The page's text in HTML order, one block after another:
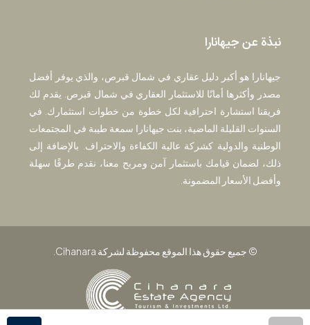
نبذة عن جيهانارا
جيهانارا هو أكبر دليل عقاري في شمال قبرص، والذي يوفر أفضل
مصدر وأكثرها أمانًا للاستثمار العقاري في شمال قبرص. يقدم لك
فريقنا استشارة احترافية لكل خطوة من خطوات استثمارك. في
السنوات القليلة الماضية، بنت جيهانارا سمعة طيبة في المجتمعات
الوطنية والدولية كشركة عالية الكفاءة والاحتراف. بالإضافة إلى
ذلك، لضمان قيامك باستثمار آمن ومربح معنا، نقدم طرقًا سهلة
وأفضل الأسعار المضمونة.
© جميع حقوق هذا الموقع محفوظة لشركة Cihanara.